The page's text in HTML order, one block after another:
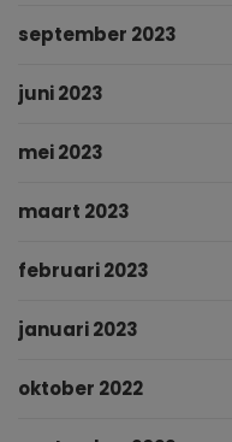
september 2023
juni 2023
mei 2023
maart 2023
februari 2023
januari 2023
oktober 2022